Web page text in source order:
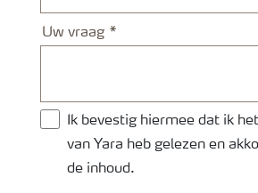
Uw vraag
Ik bevestig hiermee dat ik het
van Yara heb gelezen en
de inhoud.